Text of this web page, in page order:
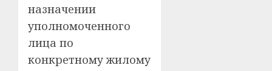
назначении
уполномоченного
лица по
конкретному жилому